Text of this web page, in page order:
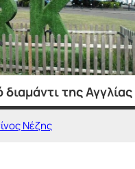
διαμάντι της Αγγλίας
Νέζης